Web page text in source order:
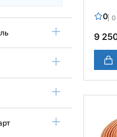
0 0
9